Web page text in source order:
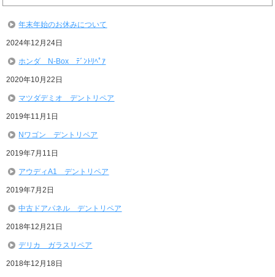
年末年始のお休みについて
2024年12月24日
ホンダ N-Box ﾃﾞﾝﾄﾘﾍﾟｱ
2020年10月22日
マツダデミオ デントリペア
2019年11月1日
Nワゴン デントリペア
2019年7月11日
アウディA1 デントリペア
2019年7月2日
中古ドアパネル デントリペア
2018年12月21日
デリカ ガラスリペア
2018年12月18日